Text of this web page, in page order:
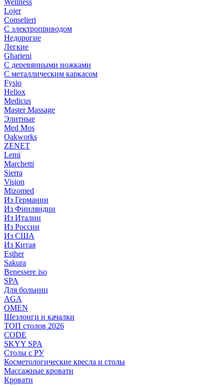
Wellness
Lojer
Conselieri
С электроприводом
Недорогие
Легкие
Gharieni
С деревянными ножками
С металлическим каркасом
Fysio
Heliox
Medicus
Master Massage
Элитные
Med Mos
Oakworks
ZENET
Lemi
Marchetti
Sierra
Vision
Mizomed
Из Германии
Из Финляндии
Из Италии
Из России
Из США
Из Китая
Esther
Sakura
Benessere iso
SPA
Для больниц
AGA
OMEN
Шезлонги и качалки
ТОП столов 2026
CODE
SKYY SPA
Столы с РУ
Косметологические кресла и столы
Массажные кровати
Кровати